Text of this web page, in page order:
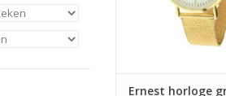
Ernest horloge